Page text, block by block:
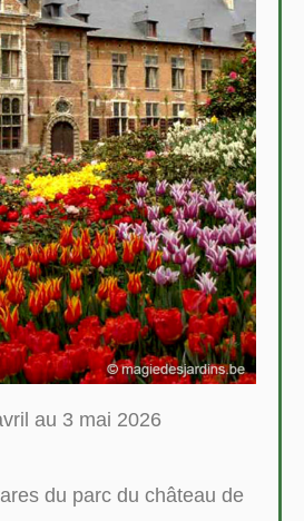
au 3 mai 2026
du parc du château de